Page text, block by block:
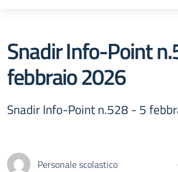
Snadir Info-Point
febbraio 2026
Snadir Info-Point n.528 - 5
Personale scolastico